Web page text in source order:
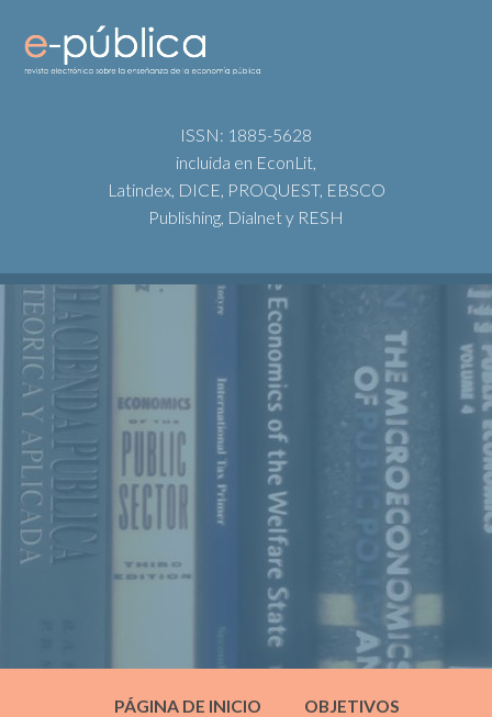
ISSN: 1885-5628
incluida en EconLit,
Latindex, DICE, PROQUEST, EBSCO
Publishing, Dialnet y RESH
PÁGINA DE INICIO OBJETIVOS